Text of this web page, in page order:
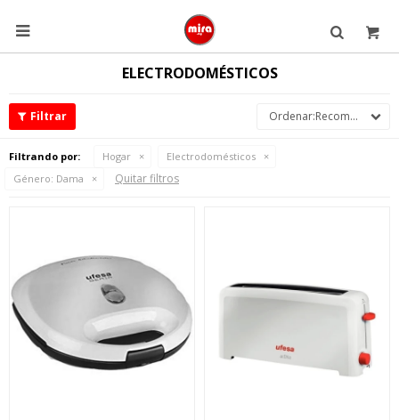

ELECTRODOMÉSTICOS
Recomendados
Filtrando por: Hogar
Electrodomésticos
Género: Dama Quitar filtros